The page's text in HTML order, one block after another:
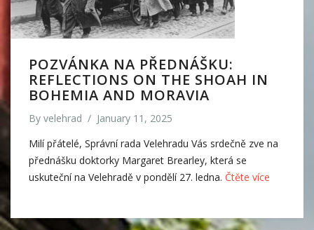
POZVÁNKA NA PŘEDNÁŠKU:
REFLECTIONS ON THE SHOAH IN
BOHEMIA AND MORAVIA
By velehrad / January 11, 2025
Milí přátelé, Správní rada Velehradu Vás srdečně zve na
přednášku doktorky Margaret Brearley, která se
uskuteční na Velehradě v pondělí 27. ledna. Čtěte více